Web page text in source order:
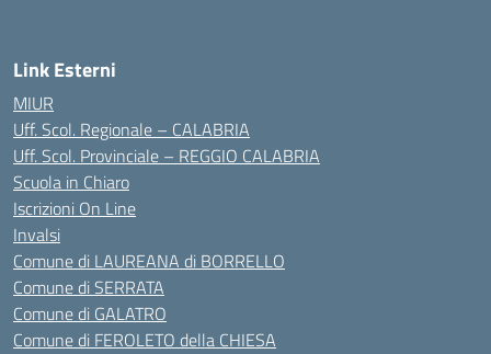
Link Esterni
MIUR
Uff. Scol. Regionale – CALABRIA
Uff. Scol. Provinciale – REGGIO CALABRIA
Scuola in Chiaro
Iscrizioni On Line
Invalsi
Comune di LAUREANA di BORRELLO
Comune di SERRATA
Comune di GALATRO
Comune di FEROLETO della CHIESA